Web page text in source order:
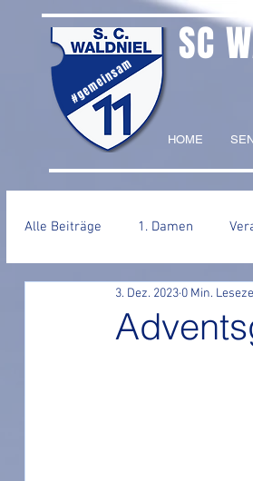
SC
HOME
#gemeinsam
Alle Beiträge 1. Damen
3. Dez. 2023 0 Min.